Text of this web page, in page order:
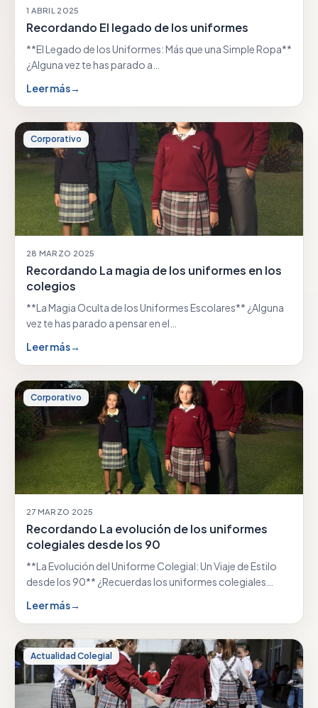
1 ABRIL 2025
Recordando El legado de los uniformes
**El Legado de los Uniformes: Más que una Simple Ropa**
¿Alguna vez te has parado a…
Leer más→
Corporativo
28 MARZO 2025
Recordando La magia de los uniformes en los
colegios
**La Magia Oculta de los Uniformes Escolares** ¿Alguna
vez te has parado a pensar en el…
Leer más→
Corporativo
27 MARZO 2025
Recordando La evolución de los uniformes
colegiales desde los 90
**La Evolución del Uniforme Colegial: Un Viaje de Estilo
desde los 90** ¿Recuerdas los uniformes colegiales…
Leer más→
Actualidad Colegial